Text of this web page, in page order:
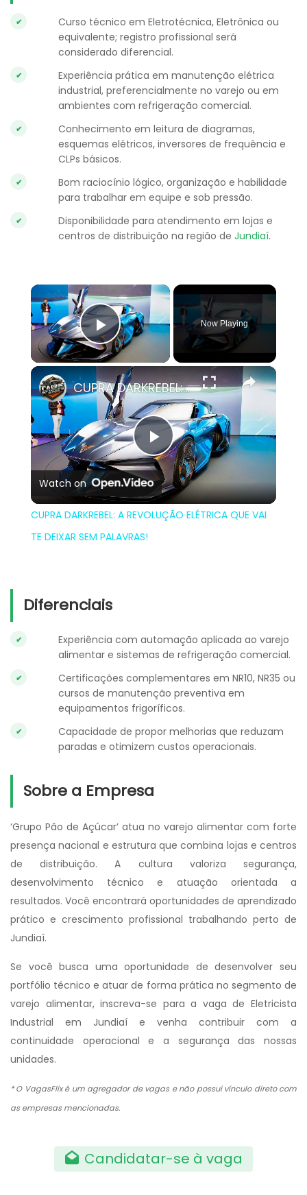
Curso técnico em Eletrotécnica, Eletrônica ou
equivalente; registro profissional será
considerado diferencial.
Experiência prática em manutenção elétrica
industrial, preferencialmente no varejo ou em
ambientes com refrigeração comercial.
Conhecimento em leitura de diagramas,
esquemas elétricos, inversores de frequência e
CLPs básicos.
Bom raciocínio lógico, organização e habilidade
para trabalhar em equipe e sob pressão.
Disponibilidade para atendimento em lojas e
centros de distribuição na região de Jundiaí.
×
Play Video
Now Playing
×
Play
Video
CUPRA DARKREBEL: A REVOLUÇÃO ELÉTRICA QUE VAI TE DEIXAR SEM PALAVRAS!
Watch on
CUPRA DARKREBEL: A REVOLUÇÃO ELÉTRICA QUE VAI
TE DEIXAR SEM PALAVRAS!
Diferenciais
Experiência com automação aplicada ao varejo
alimentar e sistemas de refrigeração comercial.
Certificações complementares em NR10, NR35 ou
cursos de manutenção preventiva em
equipamentos frigoríficos.
Capacidade de propor melhorias que reduzam
paradas e otimizem custos operacionais.
Sobre a Empresa
‘Grupo Pão de Açúcar’ atua no varejo alimentar com forte
presença nacional e estrutura que combina lojas e centros
de distribuição. A cultura valoriza segurança,
desenvolvimento técnico e atuação orientada a
resultados. Você encontrará oportunidades de aprendizado
prático e crescimento profissional trabalhando perto de
Jundiaí.
Se você busca uma oportunidade de desenvolver seu
portfólio técnico e atuar de forma prática no segmento de
varejo alimentar, inscreva-se para a vaga de Eletricista
Industrial em Jundiaí e venha contribuir com a
continuidade operacional e a segurança das nossas
unidades.
* O VagasFlix é um agregador de vagas e não possui vínculo direto com
as empresas mencionadas.
Candidatar-se à vaga